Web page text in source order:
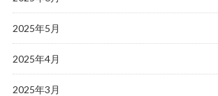
2025年5月
2025年4月
2025年3月